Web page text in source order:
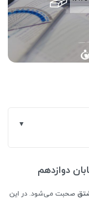
صحبت می‌شود. در این